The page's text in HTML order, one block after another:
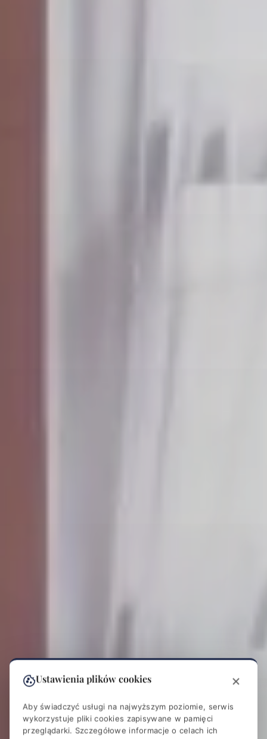
Ustawienia plików cookies
Aby świadczyć usługi na najwyższym poziomie, serwis
wykorzystuje pliki cookies zapisywane w pamięci
przeglądarki. Szczegółowe informacje o celach ich